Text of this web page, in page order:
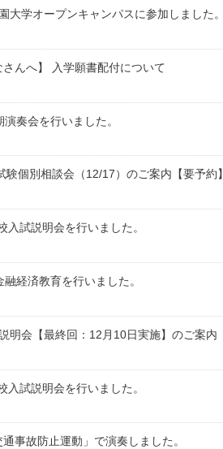
大学オープンキャンパスに参加しました。
さんへ】 入学願書配付について
奏会を行いました。
個別相談会（12/17）のご案内【要予約】
試説明会を行いました。
融経済教育を行いました。
明会【最終回：12月10日実施】のご案内
試説明会を行いました。
事故防止運動」で演奏しました。